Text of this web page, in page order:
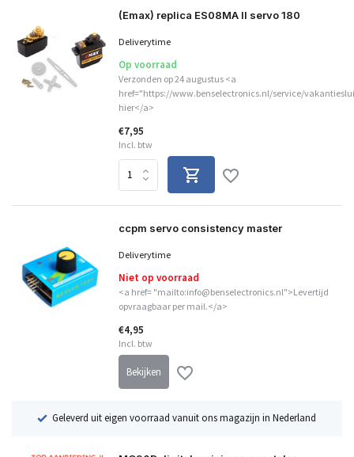
(Emax) replica ES08MA II servo 180
Deliverytime
Op voorraad
Verzonden op 24 augustus <a
href="https://www.benselectronics.nl/service/
hier</a>
€7,95
Incl. btw
ccpm servo consistency master
Deliverytime
Niet op voorraad
<a href= "mailto:info@benselectronics.nl">Levertijd
opvraagbaar per mail.</a>
€4,95
Incl. btw
Bekijken
Geleverd uit eigen voorraad vanuit ons magazijn in Nederland